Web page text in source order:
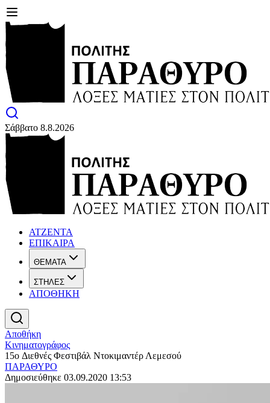
Σάββατο 8.8.2026
ΑΤΖΕΝΤΑ
ΕΠΙΚΑΙΡΑ
ΘΕΜΑΤΑ
ΣΤΗΛΕΣ
ΑΠΟΘΗΚΗ
Αποθήκη
Κινηματογράφος
15o Διεθνές Φεστιβάλ Ντοκιμαντέρ Λεμεσού
ΠΑΡΑΘΥΡΟ
Δημοσιεύθηκε 03.09.2020 13:53